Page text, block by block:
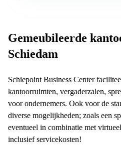
Gemeubileerde
Schiedam
Schiepoint Business Center
kantoorruimten, vergaderzalen,
voor ondernemers. Ook voor de
diverse mogelijkheden; zoals een
eventueel in combinatie met
inclusief servicekosten!